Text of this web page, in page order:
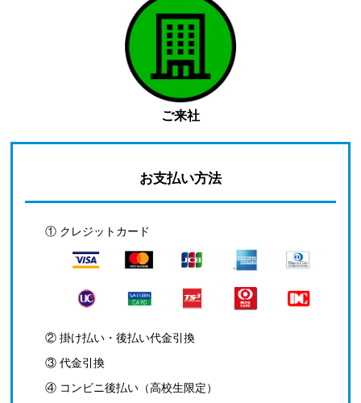
ご来社
お支払い方法
① クレジットカード
② 掛け払い・後払い代金引換
③ 代金引換
④ コンビニ後払い（高校生限定）